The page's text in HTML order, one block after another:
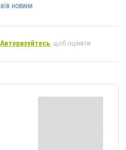
новини
Авторизуйтесь, щоб оцінити